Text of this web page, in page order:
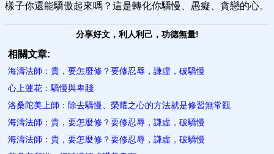
樣子你還能驕傲起來嗎？這是轉化你驕慢、愚癡、貪戀的心。
分享好文，利人利己，功德無量!
相關文章:
海濤法師：貴，要怎麼修？要修忍辱，謙虛，破驕慢
心上蓮花：驕慢與卑賤
洛桑陀美上師：除去驕慢、榮耀之心的方法就是修習無常觀
海濤法師：貴，要怎麼修？要修忍辱，謙虛，破驕慢
海濤法師：貴，要怎麼修？要修忍辱，謙虛，破驕慢